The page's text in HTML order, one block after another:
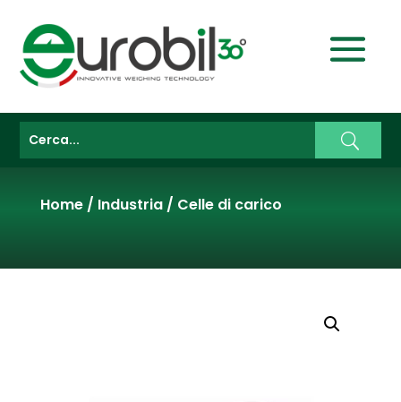
Home/ Industria/ Celle di carico